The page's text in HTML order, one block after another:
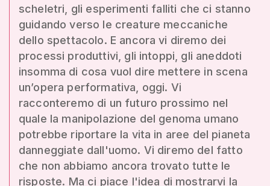
scheletri, gli esperimenti falliti che ci stanno
guidando verso le creature meccaniche
dello spettacolo. E ancora vi diremo dei
processi produttivi, gli intoppi, gli aneddoti
insomma di cosa vuol dire mettere in scena
un’opera performativa, oggi. Vi
racconteremo di un futuro prossimo nel
quale la manipolazione del genoma umano
potrebbe riportare la vita in aree del pianeta
danneggiate dall'uomo. Vi diremo del fatto
che non abbiamo ancora trovato tutte le
risposte. Ma ci piace l'idea di mostrarvi la